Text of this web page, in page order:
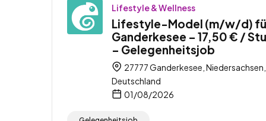
Lifestyle & Wellness
Lifestyle-Model (m/w/d)
Ganderkesee – 17,50 € /
– Gelegenheitsjob
27777 Ganderkesee, Niedersachsen,
Deutschland
01/08/2026